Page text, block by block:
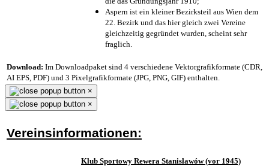
Aspern ist ein kleiner Bezirksteil aus Wien dem
22. Bezirk und das hier gleich zwei Vereine
gleichzeitig gegründet wurden, scheint sehr
fraglich.
Download: Im Downloadpaket sind 4 verschiedene Vektorgrafikformate (CDR,
AI EPS, PDF) und 3 Pixelgrafikformate (JPG, PNG, GIF) enthalten.
×
×
Vereinsinformationen:
Klub Sportowy Rewera Stanisławów (vor 1945)